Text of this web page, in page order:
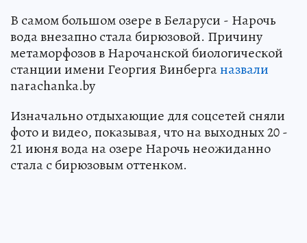
В самом большом озере в Беларуси - Нарочь
вода внезапно стала бирюзовой. Причину
метаморфозов в Нарочанской биологической
станции имени Георгия Винберганазвали
narachanka.by
Изначально отдыхающие для соцсетей сняли
фото и видео, показывая, что на выходных 20 -
21 июня вода на озере Нарочь неожиданно
стала с бирюзовым оттенком.